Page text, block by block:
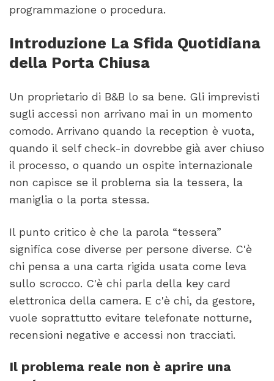
programmazione o procedura.
Introduzione La Sfida Quotidiana
della Porta Chiusa
Un proprietario di B&B lo sa bene. Gli imprevisti
sugli accessi non arrivano mai in un momento
comodo. Arrivano quando la reception è vuota,
quando il self check-in dovrebbe già aver chiuso
il processo, o quando un ospite internazionale
non capisce se il problema sia la tessera, la
maniglia o la porta stessa.
Il punto critico è che la parola “tessera”
significa cose diverse per persone diverse. C'è
chi pensa a una carta rigida usata come leva
sullo scrocco. C'è chi parla della key card
elettronica della camera. E c'è chi, da gestore,
vuole soprattutto evitare telefonate notturne,
recensioni negative e accessi non tracciati.
Il problema reale non è aprire una